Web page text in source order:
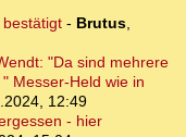
- Brutus,
"Da sind mehrere
Messer-Held wie in
12:49
- hier